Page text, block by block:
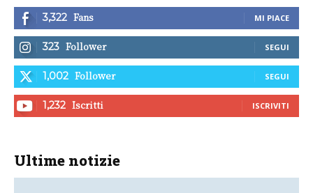
3,322 Fans MI PIACE
323 Follower SEGUI
1,002 Follower SEGUI
1,232 Iscritti ISCRIVITI
Ultime notizie